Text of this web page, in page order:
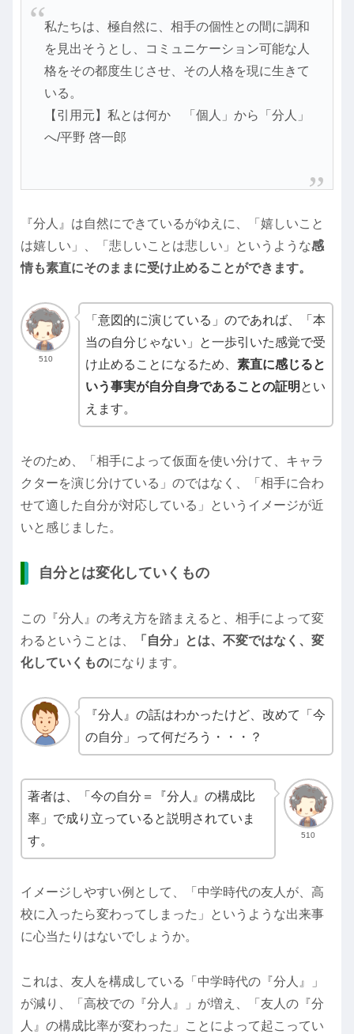
私たちは、極自然に、相手の個性との間に調和
を見出そうとし、コミュニケーション可能な人
格をその都度生じさせ、その人格を現に生きて
いる。
【引用元】私とは何か 「個人」から「分人」
へ/平野 啓一郎
『分人』は自然にできているがゆえに、「嬉しいこと
は嬉しい」、「悲しいことは悲しい」というような感
情も素直にそのままに受け止めることができます。
510
「意図的に演じている」のであれば、「本
当の自分じゃない」と一歩引いた感覚で受
け止めることになるため、素直に感じると
いう事実が自分自身であることの証明 とい
えます。
そのため、「相手によって仮面を使い分けて、キャラ
クターを演じ分けている」のではなく、「相手に合わ
せて適した自分が対応している」というイメージが近
いと感じました。
自分とは変化していくもの
この『分人』の考え方を踏まえると、相手によって変
わるということは、
「自分」とは、不変ではなく、変
化していくものになります。
『分人』の話はわかったけど、改めて「今
の自分」って何だろう・・・？
510
著者は、「今の自分＝『分人』の構成比
率」で成り立っていると説明されていま
す。
イメージしやすい例として、「中学時代の友人が、高
校に入ったら変わってしまった」というような出来事
に心当たりはないでしょうか。
これは、友人を構成している「中学時代の『分人』」
が減り、「高校での『分人』」が増え、「友人の『分
人』の構成比率が変わった」ことによって起こってい